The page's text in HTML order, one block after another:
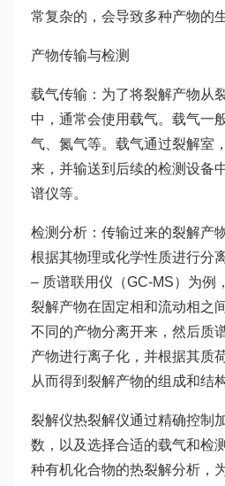
常复杂的，会导致多种产物的生
产物传输与检测
载气传输：为了将裂解产物从
中，通常会使用载气。载气一
气、氮气等。载气通过裂解室
来，并输送到后续的检测设备
谱仪等。
检测分析：传输过来的裂解产
根据其物理或化学性质进行分
– 质谱联用仪（GC-MS）为例
裂解产物在固定相和流动相之
不同的产物分离开来，然后质
产物进行离子化，并根据其质
从而得到裂解产物的组成和结
裂解仪热裂解仪通过精确控制
数，以及选择合适的载气和检
种有机化合物的热裂解分析，